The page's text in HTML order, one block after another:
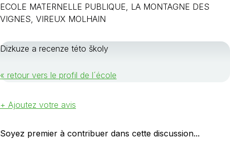
ECOLE MATERNELLE PUBLIQUE, LA MONTAGNE DES
VIGNES, VIREUX MOLHAIN
Dizkuze a recenze této školy
« retour vers le profil de l´école
+ Ajoutez votre avis
Soyez premier à contribuer dans cette discussion...